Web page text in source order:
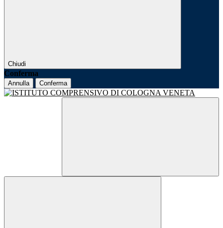
Chiudi
Conferma
Annulla Conferma